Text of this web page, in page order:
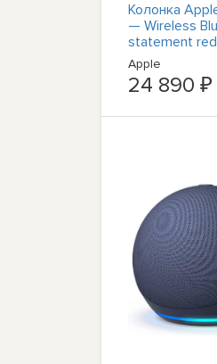
Колонка
— Wireless
statement red
Apple
24 890 ₽